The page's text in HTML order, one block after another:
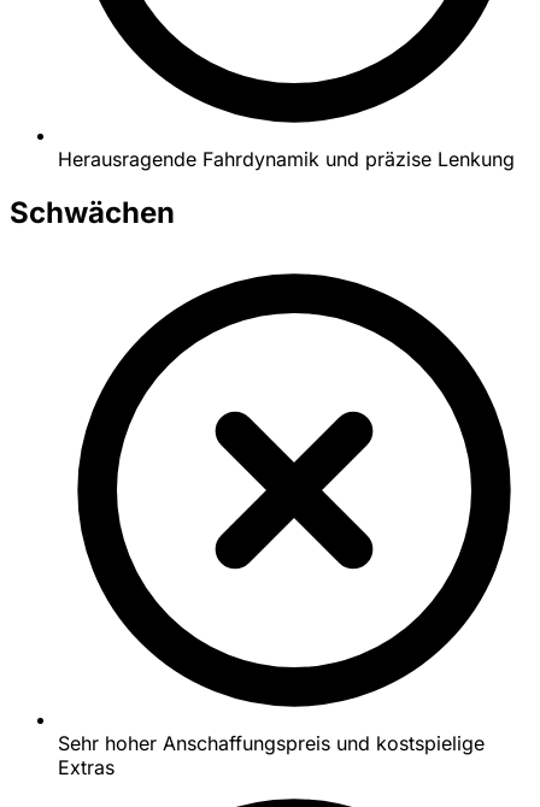
Herausragende Fahrdynamik und präzise Lenkung
Schwächen
Sehr hoher Anschaffungspreis und kostspielige
Extras